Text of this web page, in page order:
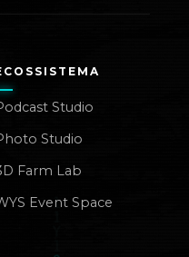
Studio
Studio
Farm Lab
Event Space